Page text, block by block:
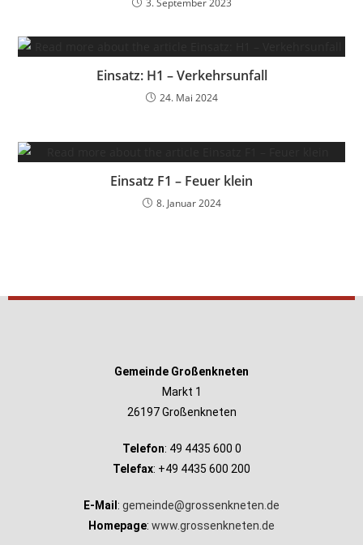
3. September 2023
Einsatz: H1 – Verkehrsunfall
24. Mai 2024
Einsatz F1 – Feuer klein
8. Januar 2024
Gemeinde Großenkneten
Markt 1
26197 Großenkneten
Telefon: 49 4435 600 0
Telefax: +49 4435 600 200
E-Mail : gemeinde@grossenkneten.de
Homepage: www.grossenkneten.de